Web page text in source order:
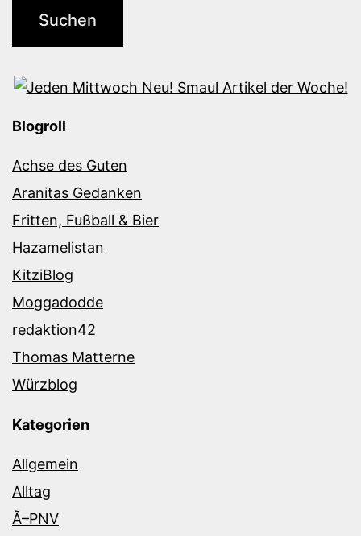
Blogroll
Achse des Guten
Aranitas Gedanken
Fritten, Fußball & Bier
Hazamelistan
KitziBlog
Moggadodde
redaktion42
Thomas Matterne
Würzblog
Kategorien
Allgemein
Alltag
Ã–PNV